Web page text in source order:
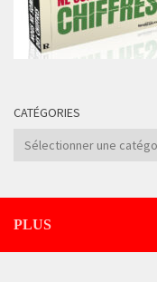
CATÉGORIES
Catégories
PLUS